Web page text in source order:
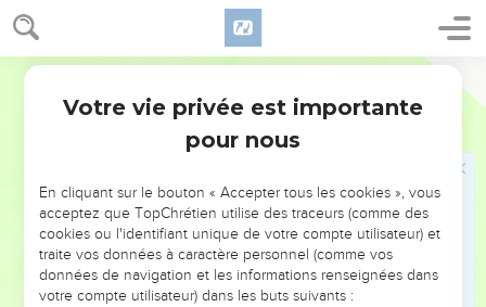
NE MANQUEZ PAS L’ÉVÉNEMENT
DE L’ANNÉE !
ET SI LEURS ERREURS POUVAIENT VOUS ÉVITER LES
VOTRES ?
Votre vie privée est importante
pour nous
En cliquant sur le bouton « Accepter tous les cookies », vous
acceptez que TopChrétien utilise des traceurs (comme des
cookies ou l'identifiant unique de votre compte utilisateur) et
traite vos données à caractère personnel (comme vos
données de navigation et les informations renseignées dans
votre compte utilisateur) dans les buts suivants :